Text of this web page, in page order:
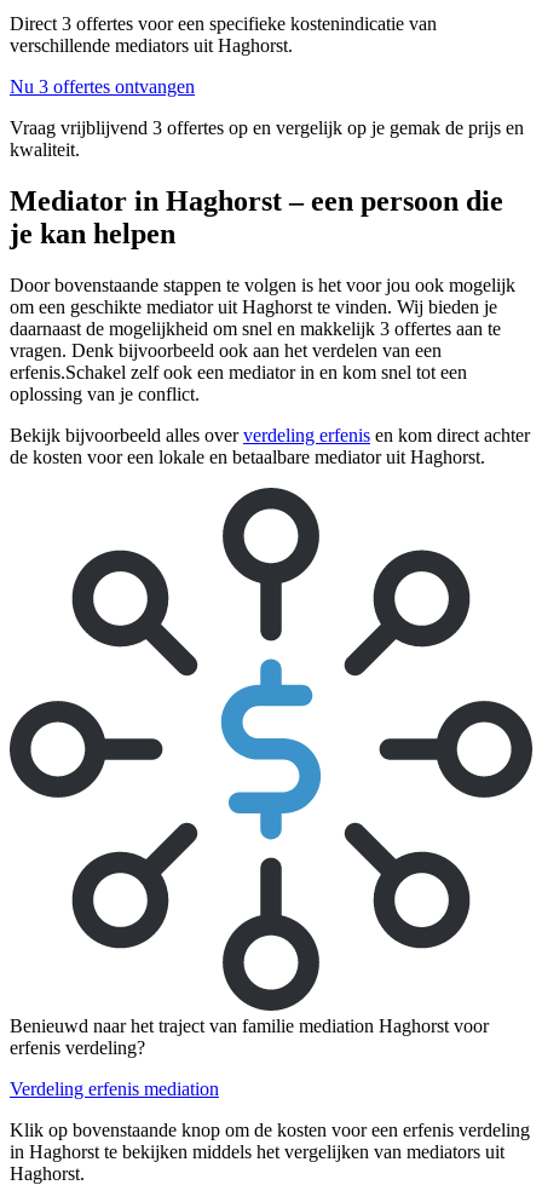
Direct 3 offertes voor een specifieke kostenindicatie van
verschillende mediators uit Haghorst.
Nu 3 offertes ontvangen
Vraag vrijblijvend 3 offertes op en vergelijk op je gemak de prijs en
kwaliteit.
Mediator in Haghorst – een persoon die
je kan helpen
Door bovenstaande stappen te volgen is het voor jou ook mogelijk
om een geschikte mediator uit Haghorst te vinden. Wij bieden je
daarnaast de mogelijkheid om snel en makkelijk 3 offertes aan te
vragen. Denk bijvoorbeeld ook aan het verdelen van een
erfenis.Schakel zelf ook een mediator in en kom snel tot een
oplossing van je conflict.
Bekijk bijvoorbeeld alles oververdeling erfenis en kom direct achter
de kosten voor een lokale en betaalbare mediator uit Haghorst.
Benieuwd naar het traject van familie mediation Haghorst voor
erfenis verdeling?
Verdeling erfenis mediation
Klik op bovenstaande knop om de kosten voor een erfenis verdeling
in Haghorst te bekijken middels het vergelijken van mediators uit
Haghorst.